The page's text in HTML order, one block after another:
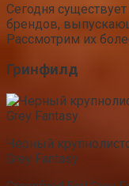
Сегодня
брендов,
Рассмотрим их
Гринфилд
Черный
Grey Fantasy